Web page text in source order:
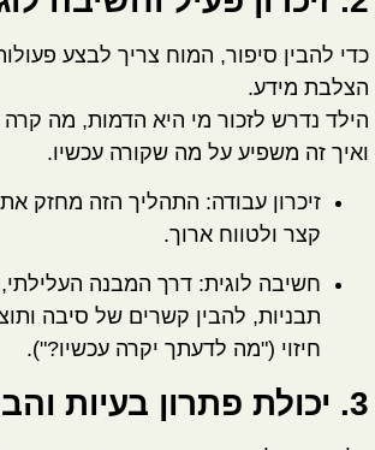
כדי להבין סיפור, המוח צריך לבצע
הצלבת מידע.
הילד נדרש לזכור מי היא הדמות, מה
ואיך זה משפיע על מה שקורה עכשיו.
זיכרון עבודה: התהליך הזה מחזק את
קצר ולטווח ארוך.
חשיבה לוגית: דרך המבנה
תבניות, להבין קשרים של סיבה
חיזוי ("מה לדעתך יקרה עכשיו?").
3. יכולת פתרון בעיות והבנת הנקרא